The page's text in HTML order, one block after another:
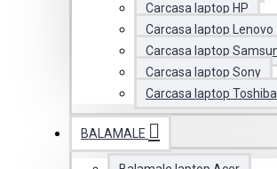
Carcasa laptop HP
Carcasa laptop Lenovo
Carcasa laptop
Carcasa laptop Sony
Carcasa laptop Toshiba
BALAMALE